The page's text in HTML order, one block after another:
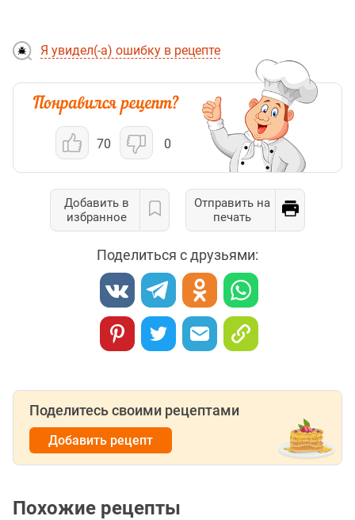
Я увидел(-а) ошибку в рецепте
70 0
Добавить в
избранное
Отправить на
печать
Поделиться с друзьями:
Поделитесь своими рецептами
Добавить рецепт
Похожие рецепты